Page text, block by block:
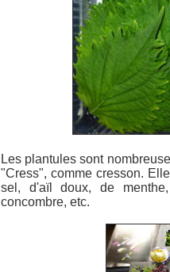
Les plantules sont
"Cress", comme cresson.
sel, d'aïl doux, de
concombre, etc.